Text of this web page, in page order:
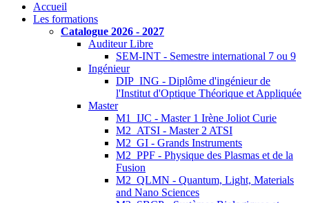
Accueil
Les formations
Catalogue 2026 - 2027
Auditeur Libre
SEM-INT - Semestre international 7 ou 9
Ingénieur
DIP_ING - Diplôme d'ingénieur de
l'Institut d'Optique Théorique et Appliquée
Master
M1_IJC - Master 1 Irène Joliot Curie
M2_ATSI - Master 2 ATSI
M2_GI - Grands Instruments
M2_PPF - Physique des Plasmas et de la
Fusion
M2_QLMN - Quantum, Light, Materials
and Nano Sciences